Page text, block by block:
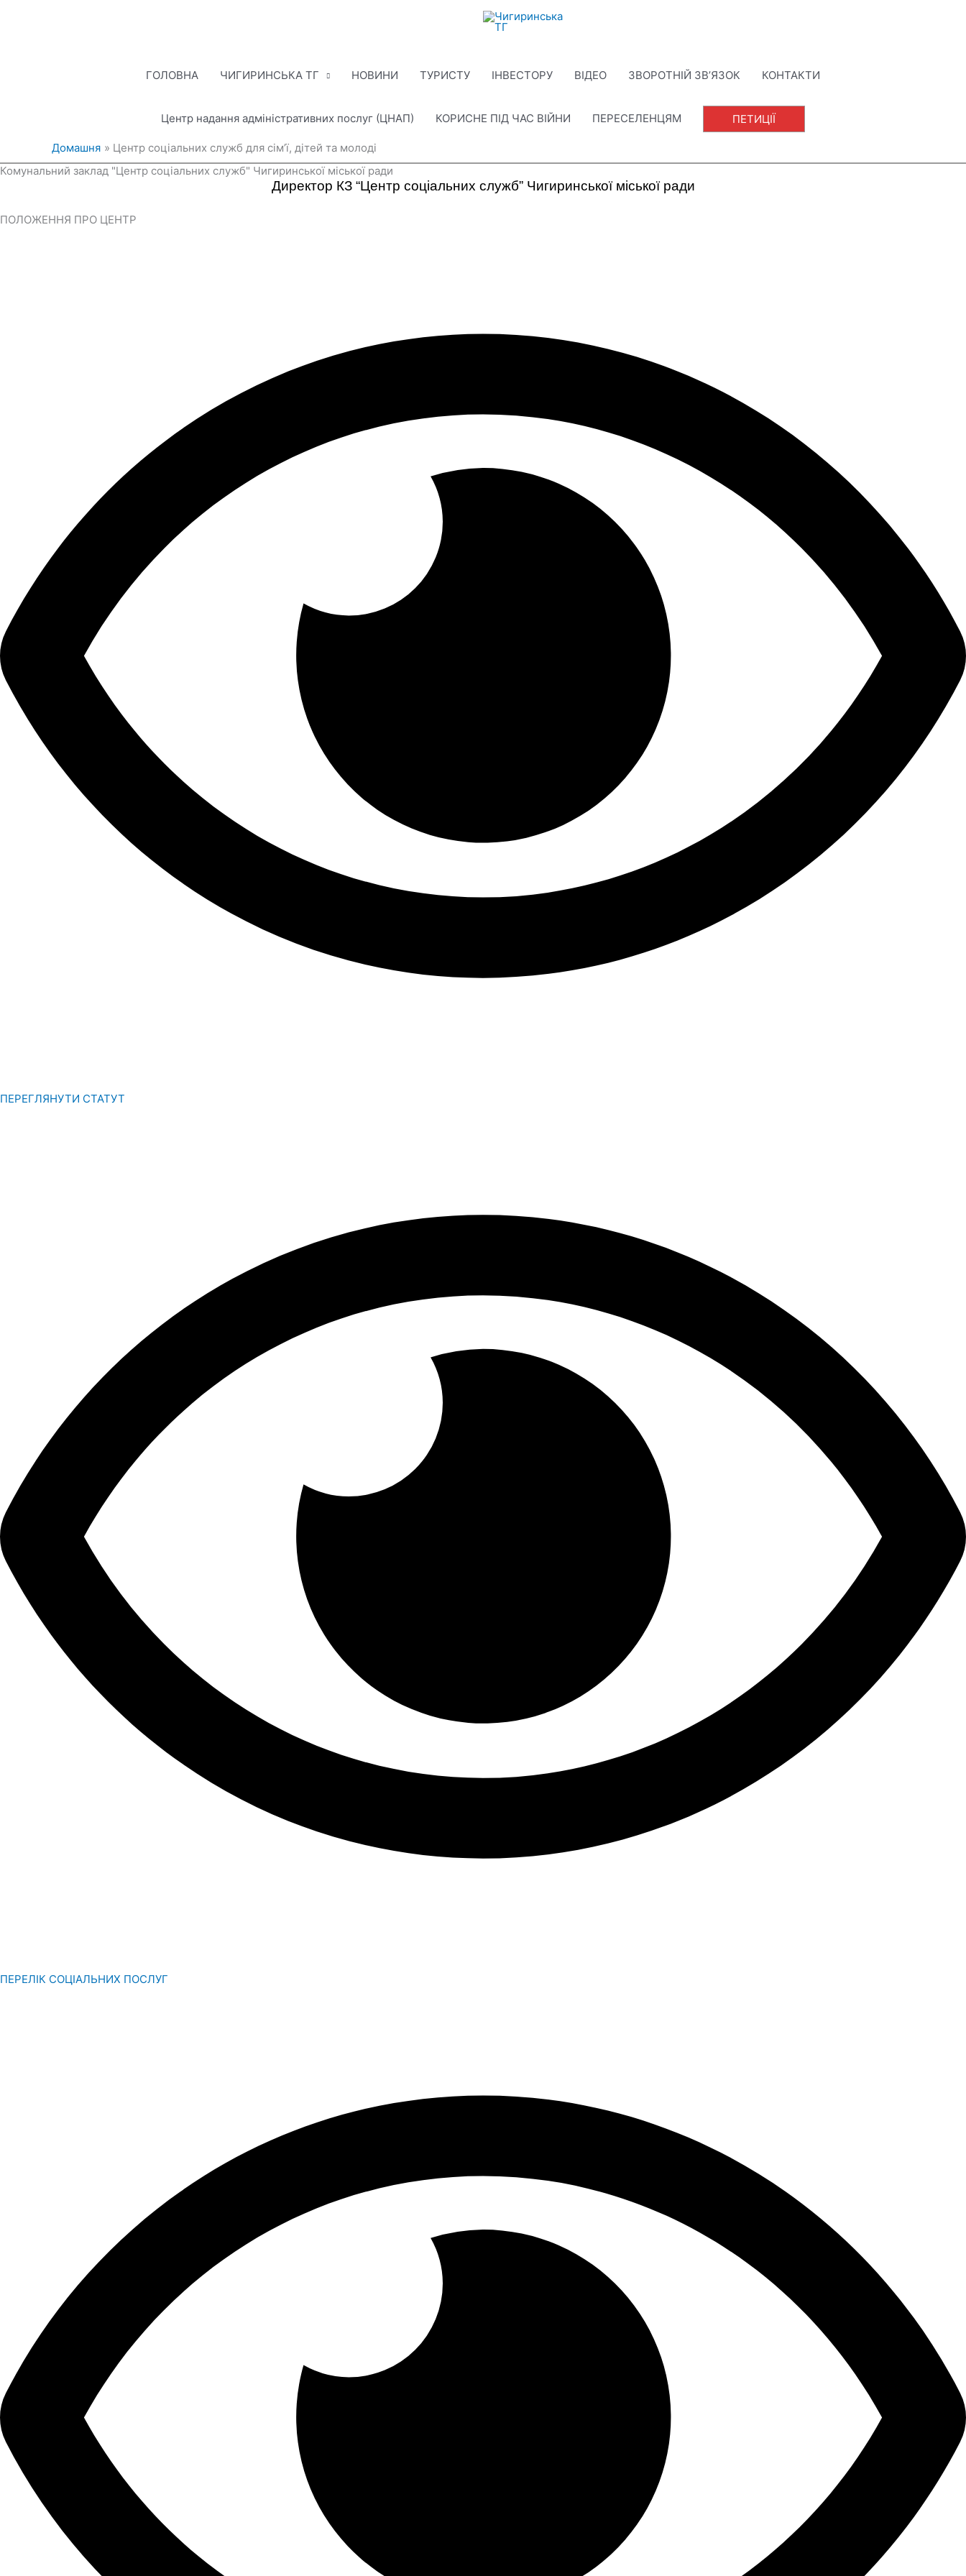
ГОЛОВНА ЧИГИРИНСЬКА ТГ НОВИНИ ТУРИСТУ ІНВЕСТОРУ ВІДЕО ЗВОРОТНІЙ ЗВ’ЯЗОК КОНТАКТИ
Центр надання адміністративних послуг (ЦНАП) КОРИСНЕ ПІД ЧАС ВІЙНИ ПЕРЕСЕЛЕНЦЯМ ПЕТИЦІЇ
Домашня
Центр соціальних служб для сім’ї, дітей та молоді
Комунальний заклад "Центр соціальних служб" Чигиринської міської ради
Директор КЗ “Центр соціальних служб” Чигиринської міської ради
ПОЛОЖЕННЯ ПРО ЦЕНТР
ПЕРЕГЛЯНУТИ СТАТУТ
ПЕРЕЛІК СОЦІАЛЬНИХ ПОСЛУГ